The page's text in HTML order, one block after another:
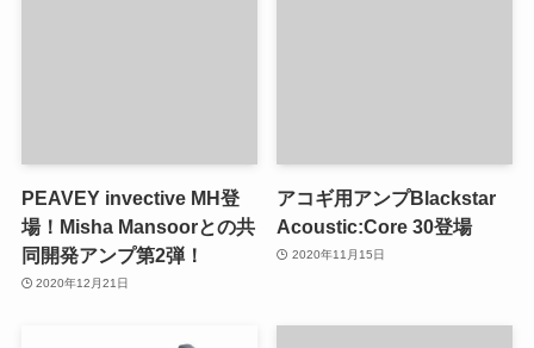
PEAVEY invective MH登
場！Misha Mansoorとの共
同開発アンプ第2弾！
2020年12月21日
アコギ用アンプBlackstar
Acoustic:Core 30登場
2020年11月15日